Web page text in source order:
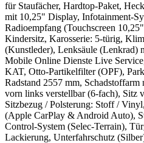
für Staufächer, Hardtop-Paket,
mit 10,25" Display, Infotainment-
Radioempfang (Touchscreen
Kindersitz, Karosserie: 5-türig,
(Kunstleder), Lenksäule (Lenkrad)
Mobile Online Dienste Live
KAT, Otto-Partikelfilter (OPF),
Radstand 2557 mm,
vorn links verstellbar (6-fach), Sitz
Sitzbezug / Polsterung: Stoff /
(Apple CarPlay & Android Auto),
Control-System (Selec-Terrain),
Lackierung, Unterfahrschutz